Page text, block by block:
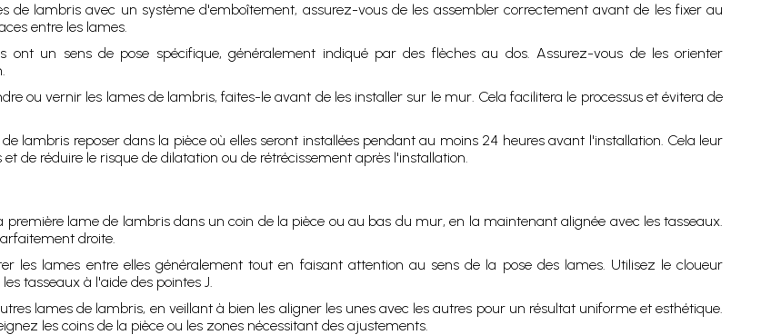
de lambris avec un système d'emboîtement, assurez-vous de les assembler correctement avant de les fixer au
entre les lames.
un sens de pose spécifique, généralement indiqué par des flèches au dos. Assurez-vous de les orienter
ou vernir les lames de lambris, faites-le avant de les installer sur le mur. Cela facilitera le processus et évitera de
lambris reposer dans la pièce où elles seront installées pendant au moins 24 heures avant l'installation. Cela leur
de réduire le risque de dilatation ou de rétrécissement après l'installation.
lame de lambris dans un coin de la pièce ou au bas du mur, en la maintenant alignée avec les tasseaux.
droite.
les lames entre elles généralement tout en faisant attention au sens de la pose des lames. Utilisez le cloueur
tasseaux à l'aide des pointes J.
lames de lambris, en veillant à bien les aligner les unes avec les autres pour un résultat uniforme et esthétique.
les coins de la pièce ou les zones nécessitant des ajustements.